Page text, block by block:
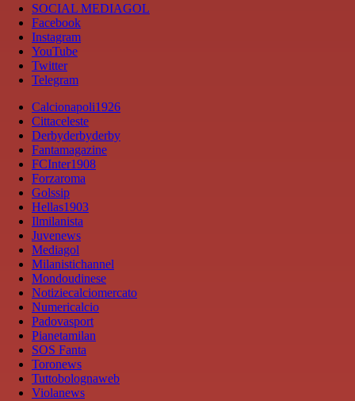
SOCIAL MEDIAGOL
Facebook
Instagram
YouTube
Twitter
Telegram
Calcionapoli1926
Cittaceleste
Derbyderbyderby
Fantamagazine
FCInter1908
Forzaroma
Golssip
Hellas1903
Ilmilanista
Juvenews
Mediagol
Milanistichannel
Mondoudinese
Notiziecalciomercato
Numericalcio
Padovasport
Pianetamilan
SOS Fanta
Toronews
Tuttobolognaweb
Violanews